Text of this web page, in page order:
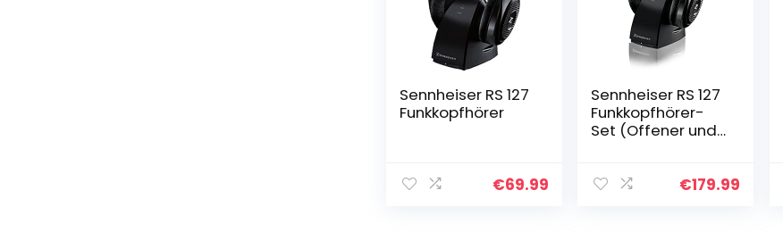
Sennheiser RS 127
Funkkopfhörer
€69.99
Sennheiser RS 127
Funkkopfhörer-
Set (Offener und
Aussteuerungsau
€179.99